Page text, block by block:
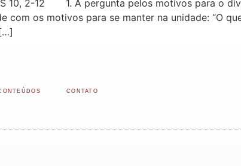
10, 2-12 1. À pergunta pelos motivos para o
com os motivos para se manter na unidade: “O
CONTATO